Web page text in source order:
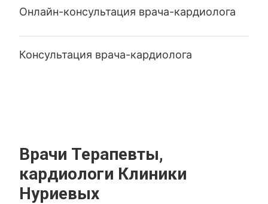
Онлайн-консультация врача-кардиолога
Консультация врача-кардиолога
Врачи Терапевты,
кардиологи Клиники
Нуриевых